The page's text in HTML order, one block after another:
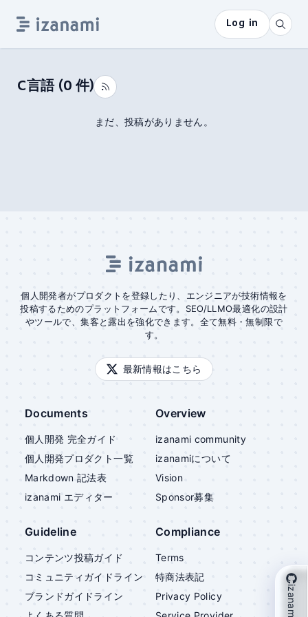
Log in
C言語(0 件)
まだ、投稿がありません。
個人開発者がプロダクトを登録したり、エンジニアが技術情報を
投稿するためのプラットフォームです。SEO/LLMO最適化の設計
やツールで、集客と露出を強化できます。全て無料・無制限で
す。
最新情報はこちら
Documents
個人開発 完全ガイド
個人開発プロダクト一覧
Markdown 記法表
izanami エディター
Overview
izanami community
izanamiについて
Vision
Sponsor募集
Guideline
コンテンツ投稿ガイド
コミュニティガイドライン
ブランドガイドライン
Compliance
Terms
特商法表記
Privacy Policy